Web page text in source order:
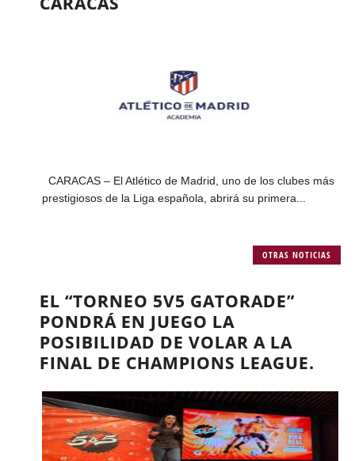
CARACAS – El Atlético de Madrid, uno de los clubes más
prestigiosos de la Liga española, abrirá su primera...
OTRAS NOTICIAS
EL “TORNEO 5V5 GATORADE”
PONDRÁ EN JUEGO LA
POSIBILIDAD DE VOLAR A LA
FINAL DE CHAMPIONS LEAGUE.